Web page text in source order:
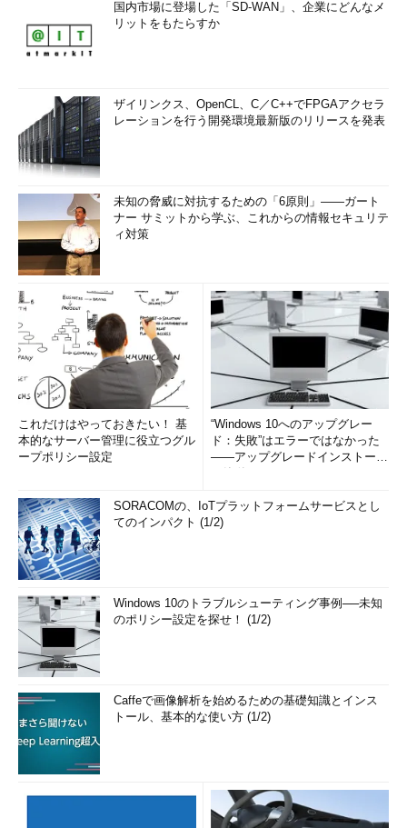
国内市場に登場した「SD-WAN」、企業にどんなメ
リットをもたらすか
ザイリンクス、OpenCL、C／C++でFPGAアクセラ
レーションを行う開発環境最新版のリリースを発表
未知の脅威に対抗するための「6原則」――ガート
ナー サミットから学ぶ、これからの情報セキュリテ
ィ対策
これだけはやっておきたい！ 基
本的なサーバー管理に役立つグル
ープポリシー設定
“Windows 10へのアップグレー
ド：失敗”はエラーではなかった
――アップグレードインストール
SORACOMの、IoTプラットフォームサービスとし
てのインパクト (1/2)
Windows 10のトラブルシューティング事例──未知
のポリシー設定を探せ！ (1/2)
Caffeで画像解析を始めるための基礎知識とインス
トール、基本的な使い方 (1/2)